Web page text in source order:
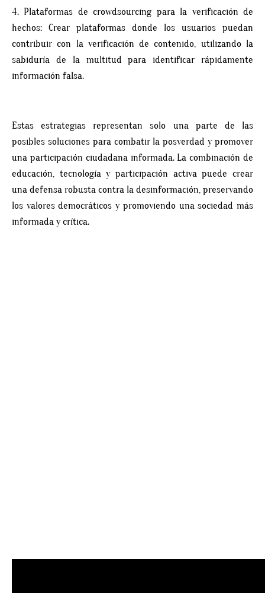
4. Plataformas de crowdsourcing para la verificación de
hechos: Crear plataformas donde los usuarios puedan
contribuir con la verificación de contenido, utilizando la
sabiduría de la multitud para identificar rápidamente
información falsa.
Estas estrategias representan solo una parte de las
posibles soluciones para combatir la posverdad y promover
una participación ciudadana informada. La combinación de
educación, tecnología y participación activa puede crear
una defensa robusta contra la desinformación, preservando
los valores democráticos y promoviendo una sociedad más
informada y crítica.